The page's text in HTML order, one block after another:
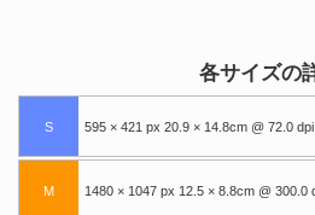
各サイズの
S 595 × 421 px 20.9 × 14.8cm @ 72.0 dpi
M 1480 × 1047 px 12.5 × 8.8cm @ 300.0